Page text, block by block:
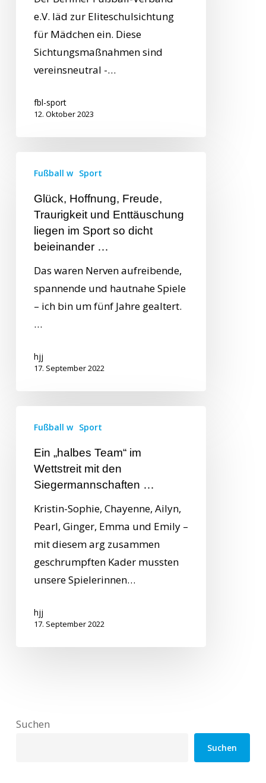
e.V. läd zur Eliteschulsichtung
für Mädchen ein. Diese
Sichtungsmaßnahmen sind
vereinsneutral -…
fbl-sport
12. Oktober 2023
Fußball w Sport
Glück, Hoffnung, Freude,
Traurigkeit und Enttäuschung
liegen im Sport so dicht
beieinander …
Das waren Nerven aufreibende,
spannende und hautnahe Spiele
– ich bin um fünf Jahre gealtert.
…
hjj
17. September 2022
Fußball w Sport
Ein „halbes Team“ im
Wettstreit mit den
Siegermannschaften …
Kristin-Sophie, Chayenne, Ailyn,
Pearl, Ginger, Emma und Emily –
mit diesem arg zusammen
geschrumpften Kader mussten
unsere Spielerinnen…
hjj
17. September 2022
Suchen
Suchen